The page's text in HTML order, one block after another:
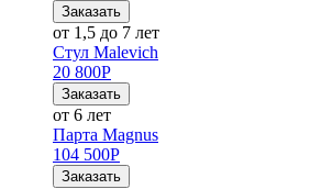
Заказать
от 1,5 до 7 лет
Стул Malevich
20 800Р
Заказать
от 6 лет
Парта Magnus
104 500Р
Заказать